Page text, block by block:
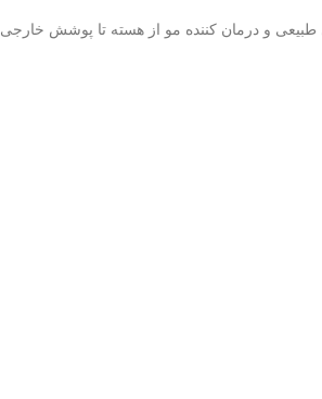
طبیعی و درمان کننده مو از هسته تا پوشش خارجی.